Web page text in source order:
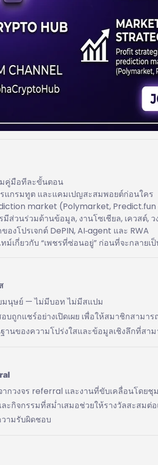
คู่มือทีละขั้นตอน
แกรมทูต และแคมเปญสะสมพอยต์ก่อนใคร
market (Polymarket, Predict.fun
มีส่วนร่วมด้านข้อมูล, งานโซเชียล, เควสต์,
องโปรเจกต์ DePIN, AI‑agent และ RWA
ม์เกี่ยวกับ “เพชรที่ซ่อนอยู่” ก่อนที่จะกลายเ
มนุษย์ — ไม่มีบอท ไม่มีสแปม
ถูกแชร์อย่างเปิดเผย เพื่อให้สมาชิกสามาร
นของความโปร่งใสและข้อมูลเชิงลึกที่สาม
กวงจร referral และงานที่ขับเคลื่อนโดยชุ
ะกิจกรรมที่สม่ำเสมอช่วยให้รางวัลสะสม
วามรับผิดชอบ